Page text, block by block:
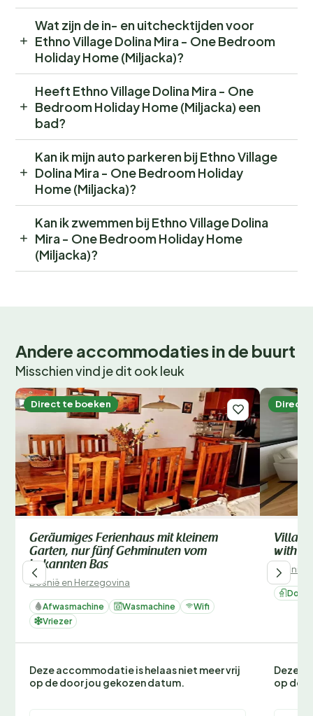
Wat zijn de in- en uitchecktijden voor
Ethno Village Dolina Mira - One Bedroom
Holiday Home (Miljacka)?
Heeft Ethno Village Dolina Mira - One
Bedroom Holiday Home (Miljacka) een
bad?
Kan ik mijn auto parkeren bij Ethno Village
Dolina Mira - One Bedroom Holiday
Home (Miljacka)?
Kan ik zwemmen bij Ethno Village Dolina
Mira - One Bedroom Holiday Home
(Miljacka)?
Andere accommodaties in de buurt
Misschien vind je dit ook leuk
Direct te boeken
Geräumiges Ferienhaus mit kleinem
Garten, nur fünf Gehminuten vom
bekannten Bas
Bosnië en Herzegovina
Afwasmachine Wasmachine
Wifi
Vriezer
Deze accommodatie is helaas niet meer vrij
op de door jou gekozen datum.
Direct
Villa
with
Bosnië
Deze
op de